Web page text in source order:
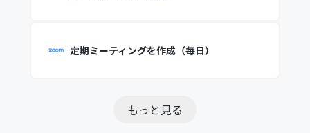
定期ミーティングを作成（毎日）
もっと見る